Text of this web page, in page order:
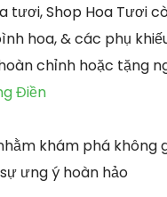
tươi, Shop Hoa Tươi
hoa, & các phụ
chỉnh hoặc tặng
Điền
khám phá không
ưng ý hoàn hảo